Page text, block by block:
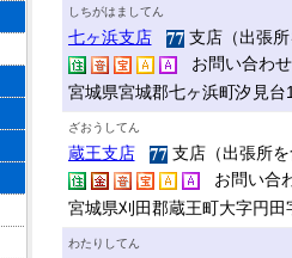
しちがはましてん
七ヶ浜支店
支店（出張
お問い合わ
宮城県宮城郡七ヶ浜町汐見台
ざおうしてん
蔵王支店
支店（出張所
お問い合
宮城県刈田郡蔵王町大字円田
わたりしてん